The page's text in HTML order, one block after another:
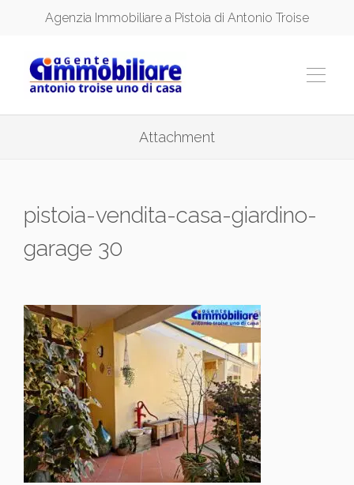
Agenzia Immobiliare a Pistoia di Antonio Troise
Attachment
pistoia-vendita-casa-giardino-
garage 30